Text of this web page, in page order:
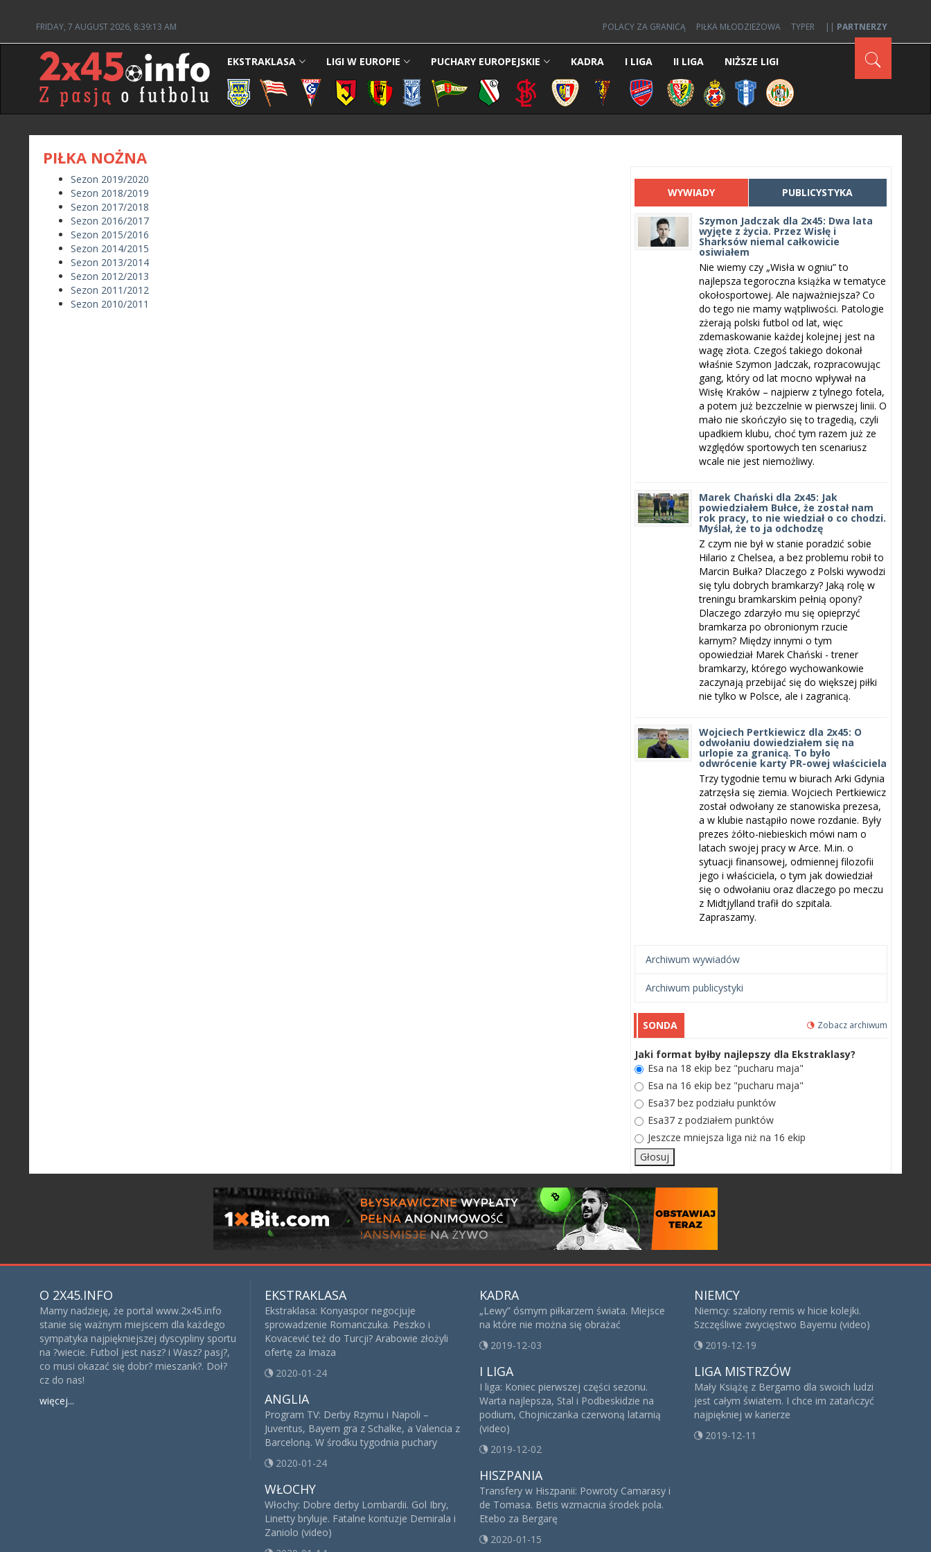
FRIDAY, 7 AUGUST 2026, 8:39:13 AM POLACY ZA GRANICĄ PIŁKA MŁODZIEŻOWA TYPER || PARTNERZY
EKSTRAKLASA LIGI W EUROPIE PUCHARY EUROPEJSKIE KADRA I LIGA II LIGA NIŻSZE LIGI
PIŁKA NOŻNA
Sezon 2019/2020
Sezon 2018/2019
Sezon 2017/2018
Sezon 2016/2017
Sezon 2015/2016
Sezon 2014/2015
Sezon 2013/2014
Sezon 2012/2013
Sezon 2011/2012
Sezon 2010/2011
WYWIADY PUBLICYSTYKA
Szymon Jadczak dla 2x45: Dwa lata
wyjęte z życia. Przez Wisłę i
Sharksów niemal całkowicie
osiwiałem
Nie wiemy czy „Wisła w ogniu” to
najlepsza tegoroczna książka w tematyce
okołosportowej. Ale najważniejsza? Co
do tego nie mamy wątpliwości. Patologie
zżerają polski futbol od lat, więc
zdemaskowanie każdej kolejnej jest na
wagę złota. Czegoś takiego dokonał
właśnie Szymon Jadczak, rozpracowując
gang, który od lat mocno wpływał na
Wisłę Kraków – najpierw z tylnego fotela,
a potem już bezczelnie w pierwszej linii. O
mało nie skończyło się to tragedią, czyli
upadkiem klubu, choć tym razem już ze
względów sportowych ten scenariusz
wcale nie jest niemożliwy.
Marek Chański dla 2x45: Jak
powiedziałem Bułce, że został nam
rok pracy, to nie wiedział o co chodzi.
Myślał, że to ja odchodzę
Z czym nie był w stanie poradzić sobie
Hilario z Chelsea, a bez problemu robił to
Marcin Bułka? Dlaczego z Polski wywodzi
się tylu dobrych bramkarzy? Jaką rolę w
treningu bramkarskim pełnią opony?
Dlaczego zdarzyło mu się opieprzyć
bramkarza po obronionym rzucie
karnym? Między innymi o tym
opowiedział Marek Chański - trener
bramkarzy, którego wychowankowie
zaczynają przebijać się do większej piłki
nie tylko w Polsce, ale i zagranicą.
Wojciech Pertkiewicz dla 2x45: O
odwołaniu dowiedziałem się na
urlopie za granicą. To było
odwrócenie karty PR-owej właściciela
Trzy tygodnie temu w biurach Arki Gdynia
zatrzęsła się ziemia. Wojciech Pertkiewicz
został odwołany ze stanowiska prezesa,
a w klubie nastąpiło nowe rozdanie. Były
prezes żółto-niebieskich mówi nam o
latach swojej pracy w Arce. M.in. o
sytuacji finansowej, odmiennej filozofii
jego i właściciela, o tym jak dowiedział
się o odwołaniu oraz dlaczego po meczu
z Midtjylland trafił do szpitala.
Zapraszamy.
Archiwum wywiadów
Archiwum publicystyki
SONDA Zobacz archiwum
Jaki format byłby najlepszy dla Ekstraklasy?
Esa na 18 ekip bez "pucharu maja"
Esa na 16 ekip bez "pucharu maja"
Esa37 bez podziału punktów
Esa37 z podziałem punktów
Jeszcze mniejsza liga niż na 16 ekip
O 2X45.INFO
Mamy nadzieję, że portal www.2x45.info
stanie się ważnym miejscem dla każdego
sympatyka najpiękniejszej dyscypliny sportu
na ?wiecie. Futbol jest nasz? i Wasz? pasj?,
co musi okazać się dobr? mieszank?. Doł?
cz do nas!
więcej...
EKSTRAKLASA
Ekstraklasa: Konyaspor negocjuje
sprowadzenie Romanczuka. Peszko i
Kovacević też do Turcji? Arabowie złożyli
ofertę za Imaza
2020-01-24
ANGLIA
Program TV: Derby Rzymu i Napoli –
Juventus, Bayern gra z Schalke, a Valencia z
Barceloną. W środku tygodnia puchary
2020-01-24
WŁOCHY
Włochy: Dobre derby Lombardii. Gol Ibry,
Linetty bryluje. Fatalne kontuzje Demirala i
Zaniolo (video)
KADRA
„Lewy” ósmym piłkarzem świata. Miejsce
na które nie można się obrażać
2019-12-03
I LIGA
I liga: Koniec pierwszej części sezonu.
Warta najlepsza, Stal i Podbeskidzie na
podium, Chojniczanka czerwoną latarnią
(video)
2019-12-02
HISZPANIA
Transfery w Hiszpanii: Powroty Camarasy i
de Tomasa. Betis wzmacnia środek pola.
Etebo za Bergarę
2020-01-15
NIEMCY
Niemcy: szalony remis w hicie kolejki.
Szczęśliwe zwycięstwo Bayernu (video)
2019-12-19
LIGA MISTRZÓW
Mały Książę z Bergamo dla swoich ludzi
jest całym światem. I chce im zatańczyć
najpiękniej w karierze
2019-12-11